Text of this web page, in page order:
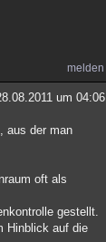
melden
um 04:06
aus der man
oft als
gestellt.
Hinblick auf die